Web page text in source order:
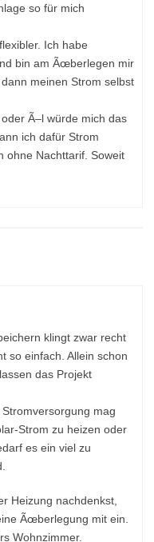
so für mich
Ich habe
bin am Ãœberlegen mir
meinen Strom selbst
Ã–l würde mich das
ich dafür Strom
ohne Nachttarif. Soweit
klingt zwar recht
so einfach. Allein schon
das Projekt
mag
Strom zu heizen oder
es ein viel zu
Heizung nachdenkst,
Ãœberlegung mit ein.
Wohnzimmer.